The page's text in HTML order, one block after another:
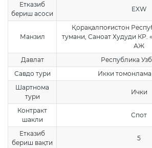
Етказиб
бериш асоси
EXW
Манзил
Қорақалпоғистон
тумани, Саноат Худуди КР.
АЖ
Давлат
Республика
Савдо тури
Икки
Шартнома
тури
Ички
Контракт
шакли
Спот
Етказиб
бериш вақти
5